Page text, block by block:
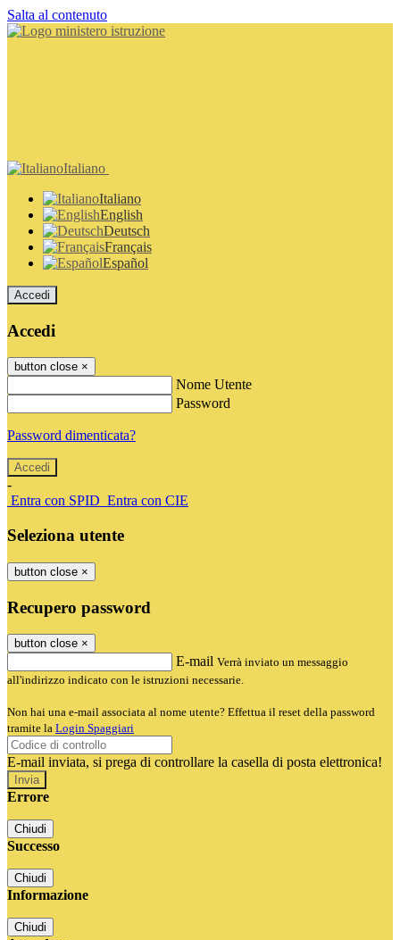
Salta al contenuto
Italiano
Italiano
English
Deutsch
Français
Español
Accedi
Accedi
button close ×
Nome Utente
Password
Password dimenticata?
-
Entra con SPID Entra con CIE
Seleziona utente
button close ×
Recupero password
button close ×
E-mail Verrà inviato un messaggio
all'indirizzo indicato con le istruzioni necessarie.
Non hai una e-mail associata al nome utente? Effettua il reset della password
tramite la Login Spaggiari
E-mail inviata, si prega di controllare la casella di posta elettronica!
Errore
Chiudi
Successo
Chiudi
Informazione
Chiudi